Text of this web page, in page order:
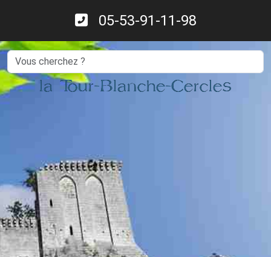
05-53-91-11-98
Search
la Tour-Blanche-Cercles